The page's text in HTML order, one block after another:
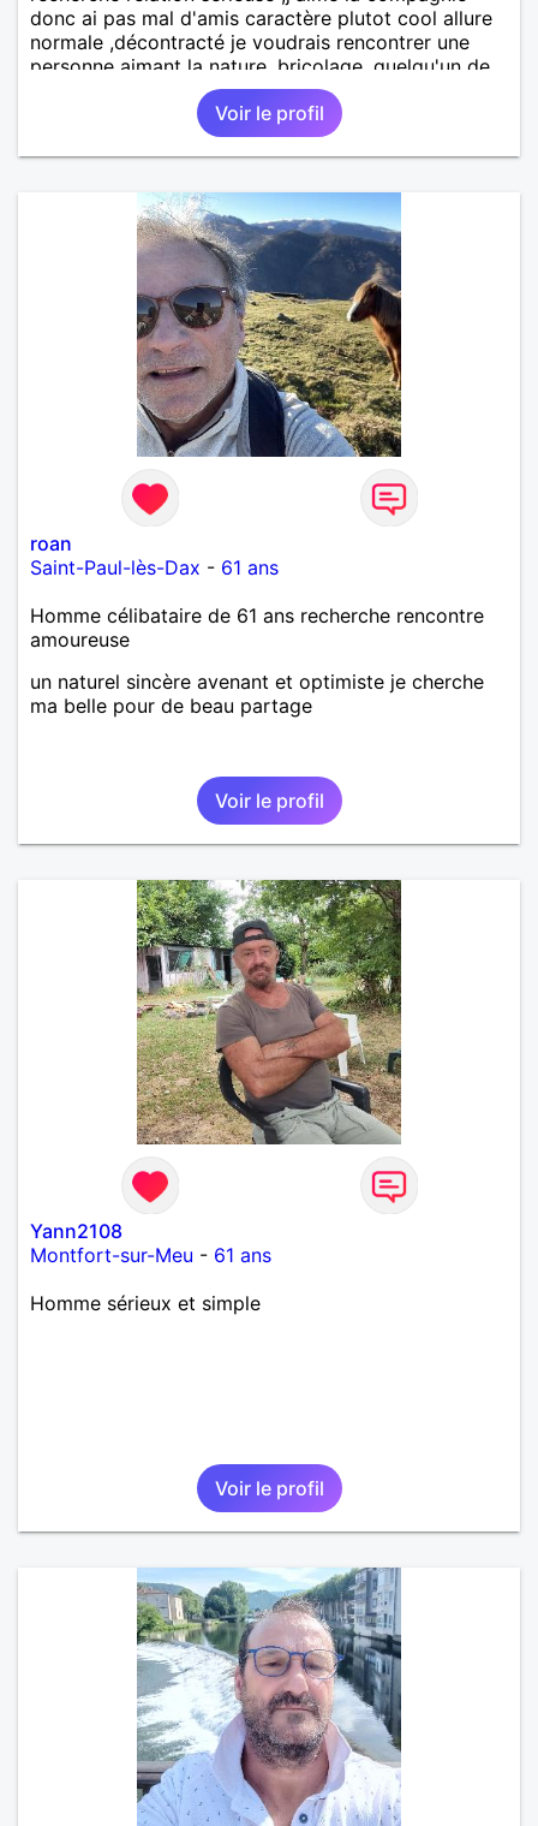
donc ai pas mal d'amis caractère plutot cool allure
normale ,décontracté je voudrais rencontrer une
personne aimant la nature ,bricolage ,quelqu'un de
simple et naturel à vos claviers mesdames
Voir le profil
roan
Saint-Paul-lès-Dax - 61 ans
Homme célibataire de 61 ans recherche rencontre
amoureuse
un naturel sincère avenant et optimiste je cherche
ma belle pour de beau partage
Voir le profil
Yann2108
Montfort-sur-Meu - 61 ans
Homme sérieux et simple
Voir le profil